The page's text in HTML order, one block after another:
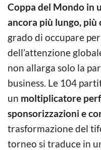
Coppa del Mondo in
ancora più lungo,
grado di occupare
dell’attenzione
non allarga solo la
business. Le 104
un moltiplicatore
sponsorizzazioni e
trasformazione del
torneo si traduce in